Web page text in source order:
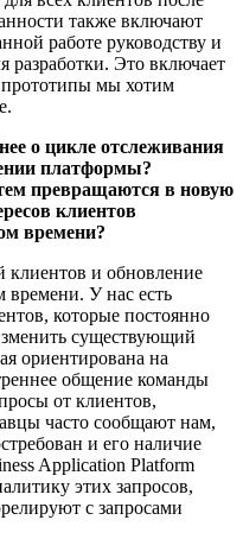
также включают
работе руководству и
разработки. Это включает
прототипы мы хотим
о цикле отслеживания
платформы?
превращаются в новую
клиентов
времени?
клиентов и обновление
времени. У нас есть
которые постоянно
существующий
ориентирована на
общение команды
от клиентов,
часто сообщают нам,
и его наличие
Application Platform
этих запросов,
с запросами